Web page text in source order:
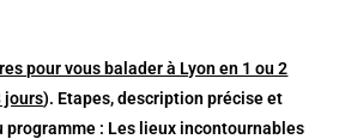
pour vous balader à Lyon en 1 ou 2
jours). Etapes, description précise et
programme : Les lieux incontournables